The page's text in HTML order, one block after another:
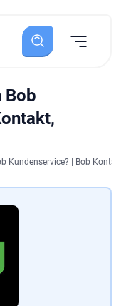
Bob
Kundenservice? | Bob